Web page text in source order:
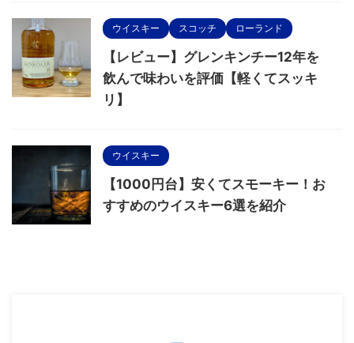
ウイスキー スコッチ ローランド
【レビュー】グレンキンチー12年を
飲んで味わいを評価【軽くてスッキ
リ】
ウイスキー
【1000円台】安くてスモーキー！お
すすめのウイスキー6選を紹介